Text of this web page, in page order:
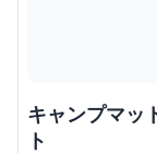
キャンプマッ
ト